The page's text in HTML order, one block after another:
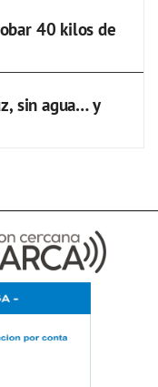
40 kilos de
sin agua… y